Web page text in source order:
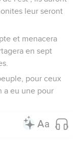
leur seront
et menacera
en sept
pour ceux
a eu une pour